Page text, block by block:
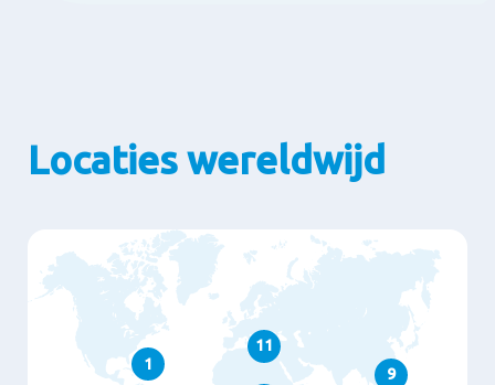
Locaties wereldwijd
11
9
1